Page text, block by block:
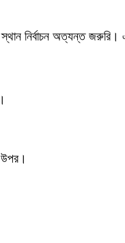
স্থান নির্বাচন অত্যন্ত
উপর।